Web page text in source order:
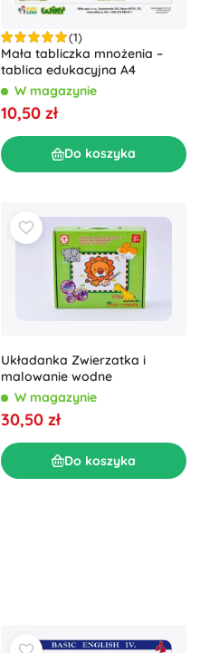
(1)
Mała tabliczka mnożenia –
tablica edukacyjna A4
W magazynie
10,50 zł
Do koszyka
Układanka Zwierzatka i
malowanie wodne
W magazynie
30,50 zł
Do koszyka